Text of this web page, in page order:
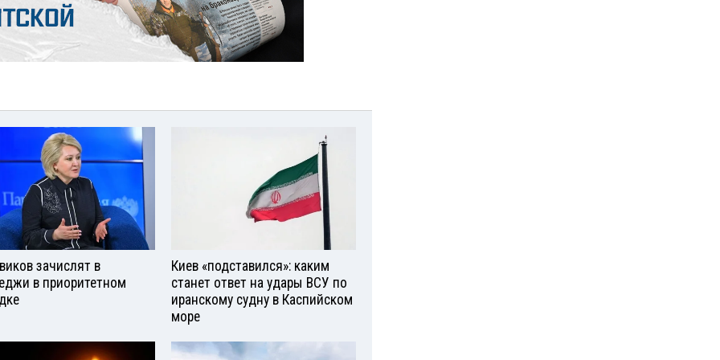
зачислят в
в приоритетном
Киев «подставился»: каким
станет ответ на удары ВСУ по
иранскому судну в Каспийском
море